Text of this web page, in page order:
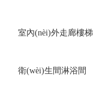
室內(nèi)外走廊樓梯
衛(wèi)生間淋浴間